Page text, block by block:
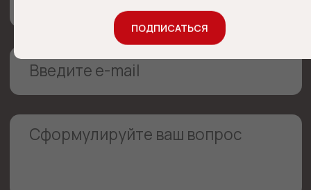
+7 (920) 752-67-80 lawtm@mail.ru
Главная
Услуги
Новости
г. Тула, ул. Тургеневская,
д. 47а, оф. 313
ПОДПИСАТЬСЯ